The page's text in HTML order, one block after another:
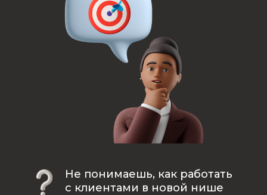
Не понимаешь, как работать
с клиентами в новой нише